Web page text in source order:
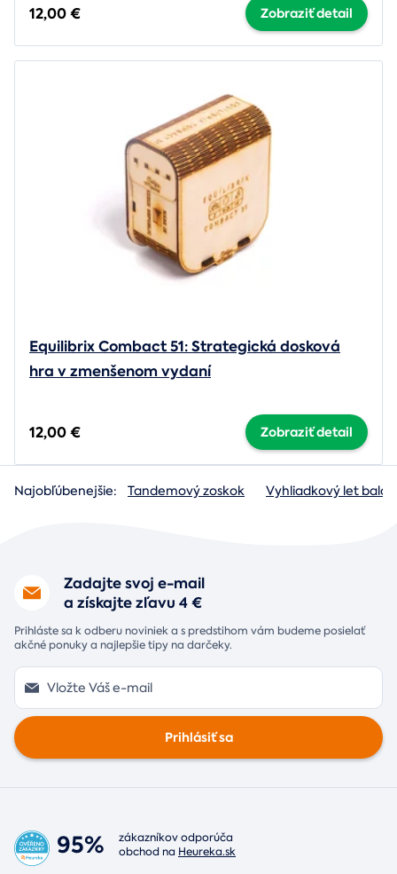
12,00 € Zobraziť detail
Equilibrix Combact 51: Strategická dosková
hra v zmenšenom vydaní
12,00 € Zobraziť detail
Najobľúbenejšie: Tandemový zoskok Vyhliadkový let
Zadajte svoj e-mail
a získajte zľavu 4 €
Prihláste sa k odberu noviniek a s predstihom vám budeme posielať
akčné ponuky a najlepšie tipy na darčeky.
Prihlásiť sa
95%
zákazníkov odporúča
obchod na Heureka.sk